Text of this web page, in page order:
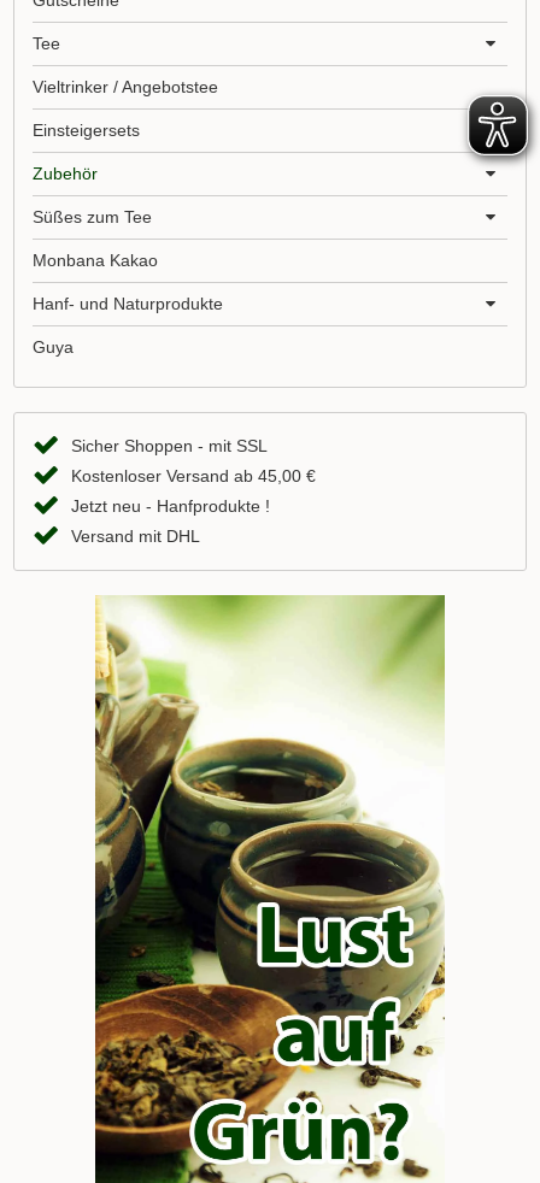
Tee
Vieltrinker / Angebotstee
Einsteigersets
Zubehör
Süßes zum Tee
Monbana Kakao
Hanf- und Naturprodukte
Guya
Sicher Shoppen - mit SSL
Kostenloser Versand ab 45,00 €
Jetzt neu - Hanfprodukte !
Versand mit DHL